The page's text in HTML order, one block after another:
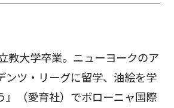
教大学卒業。ニューヨークのア
ンツ・リーグに留学、油絵を学
』（愛育社）でボローニャ国際